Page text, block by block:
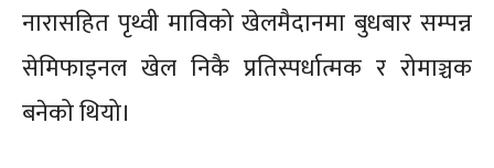
नारासहित पृथ्वी माविको खेलमैदानमा बुधबार सम्पन्न
सेमिफाइनल खेल निकै प्रतिस्पर्धात्मक र रोमाञ्चक
बनेको थियो।